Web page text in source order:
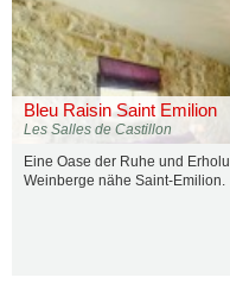
Bleu Raisin Saint Emilion
Les Salles de Castillon
Eine Oase der Ruhe und
Weinberge nähe Saint-Emilion.